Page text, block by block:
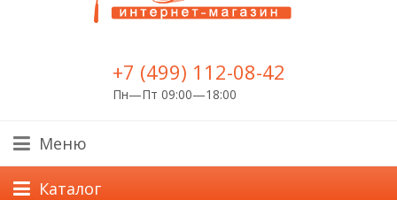
+7 (499) 112-08-42
Пн—Пт 09:00—18:00
Меню
Каталог